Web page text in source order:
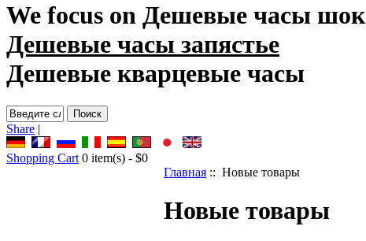
We focus on Дешевые часы шок
Дешевые часы запястье
Дешевые кварцевые часы
Share |
Shopping Cart 0 item(s) - $0
Главная :: Новые товары
Новые товары